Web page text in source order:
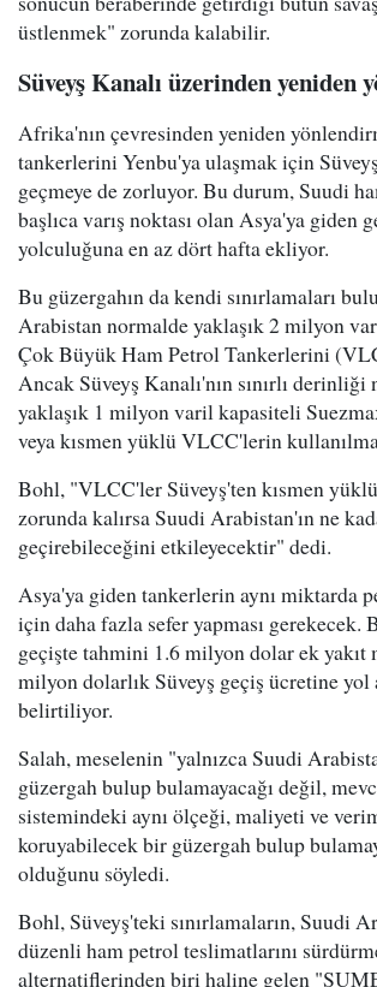
üstlenmek" zorunda kalabilir.
Süveyş Kanalı üzerinden yeniden
Afrika'nın çevresinden yeniden
tankerlerini Yenbu'ya ulaşmak için
geçmeye de zorluyor. Bu durum, Suudi
başlıca varış noktası olan Asya'ya giden
yolculuğuna en az dört hafta ekliyor.
Bu güzergahın da kendi sınırlamaları
Arabistan normalde yaklaşık 2 milyon
Çok Büyük Ham Petrol Tankerlerini
Ancak Süveyş Kanalı'nın sınırlı derinliği
yaklaşık 1 milyon varil kapasiteli
veya kısmen yüklü VLCC'lerin
Bohl, "VLCC'ler Süveyş'ten kısmen
zorunda kalırsa Suudi Arabistan'ın ne
geçirebileceğini etkileyecektir" dedi.
Asya'ya giden tankerlerin aynı miktarda
için daha fazla sefer yapması gerekecek.
geçişte tahmini 1.6 milyon dolar ek yakıt
milyon dolarlık Süveyş geçiş ücretine yol
belirtiliyor.
Salah, meselenin "yalnızca Suudi
güzergah bulup bulamayacağı değil,
sistemindeki aynı ölçeği, maliyeti ve
koruyabilecek bir güzergah bulup
olduğunu söyledi.
Bohl, Süveyş'teki sınırlamaların, Suudi
düzenli ham petrol teslimatlarını
alternatiflerinden biri haline gelen